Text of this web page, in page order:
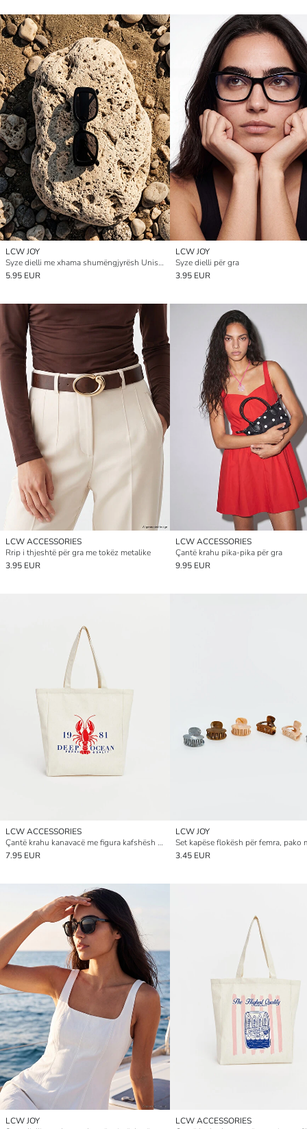
LCW JOY
Syze dielli me xhama shumëngjyrësh Unisex
5.95 EUR
LCW JOY
Syze dielli për gra
3.95 EUR
LCW ACCESSORIES
Rrip i thjeshtë për gra me tokëz metalike
3.95 EUR
LCW ACCESSORIES
Çantë krahu pika-pika për gra
9.95 EUR
LCW ACCESSORIES
Çantë krahu kanavacë me figura kafshësh për gra
7.95 EUR
LCW JOY
3.45 EUR
LCW JOY
LCW ACCESSORIES